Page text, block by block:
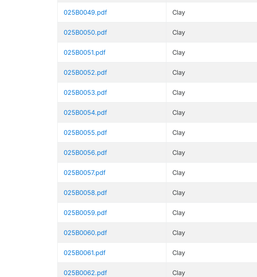
025B0049.pdf Clay
025B0050.pdf Clay
025B0051.pdf Clay
025B0052.pdf Clay
025B0053.pdf Clay
025B0054.pdf Clay
025B0055.pdf Clay
025B0056.pdf Clay
025B0057.pdf Clay
025B0058.pdf Clay
025B0059.pdf Clay
025B0060.pdf Clay
025B0061.pdf Clay
025B0062.pdf Clay